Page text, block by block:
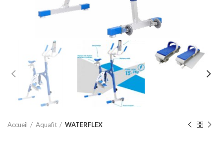
Accueil Aquafit WATERFLEX